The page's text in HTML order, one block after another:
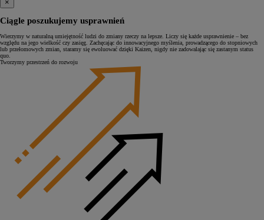
×
Ciągle poszukujemy usprawnień
Wierzymy w naturalną umiejętność ludzi do zmiany rzeczy na lepsze. Liczy się każde usprawnienie – bez
względu na jego wielkość czy zasięg. Zachęcając do innowacyjnego myślenia, prowadzącego do stopniowych
lub przełomowych zmian, staramy się ewoluować dzięki Kaizen, nigdy nie zadowalając się zastanym status
quo.
Tworzymy przestrzeń do rozwoju